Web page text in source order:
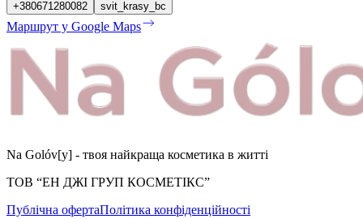
+380671280082 svit_krasy_bc
Маршрут у Google Maps
Na Golóv[y] - твоя найкраща косметика в житті
ТОВ “ЕН ДЖІ ГРУП КОСМЕТІКС”
Публічна офертаПолітика конфіденційності